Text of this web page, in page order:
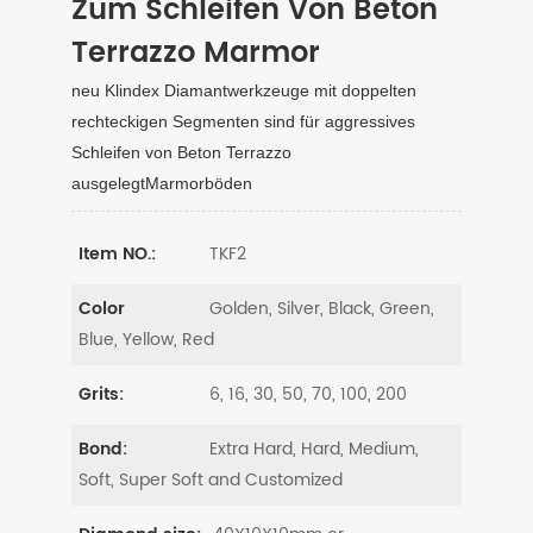
Zum Schleifen Von Beton
Terrazzo Marmor
neu Klindex Diamantwerkzeuge mit doppelten
rechteckigen Segmenten sind für aggressives
Schleifen von Beton Terrazzo
ausgelegtMarmorböden
Item NO.: TKF2
Color
Golden, Silver, Black, Green,
Blue, Yellow, Red
Grits: 6, 16, 30, 50, 70, 100, 200
Bond:
Extra Hard, Hard, Medium,
Soft, Super Soft and Customized